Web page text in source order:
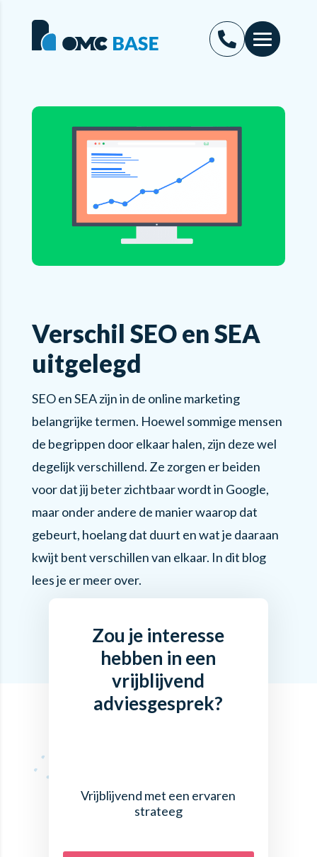
Verschil SEO en SEA
uitgelegd
SEO en SEA zijn in de online marketing
belangrijke termen. Hoewel sommige mensen
de begrippen door elkaar halen, zijn deze wel
degelijk verschillend. Ze zorgen er beiden
voor dat jij beter zichtbaar wordt in Google,
maar onder andere de manier waarop dat
gebeurt, hoelang dat duurt en wat je daaraan
kwijt bent verschillen van elkaar. In dit blog
lees je er meer over.
Zou je interesse
hebben in een
vrijblijvend
adviesgesprek?
Vrijblijvend met een ervaren
strateeg